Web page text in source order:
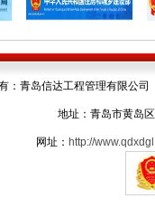
：青岛信达工程管理有限公
地址：青岛市黄岛
网址： http://